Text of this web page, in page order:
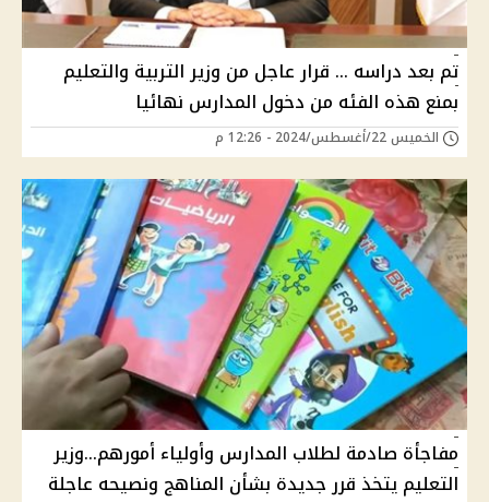
تم بعد دراسه ... قرار عاجل من وزير التربية والتعليم
بمنع هذه الفئه من دخول المدارس نهائيا
الخميس 22/أغسطس/2024 - 12:26 م
مفاجأة صادمة لطلاب المدارس وأولياء أمورهم...وزير
التعليم يتخذ قرر جديدة بشأن المناهج ونصيحه عاجلة